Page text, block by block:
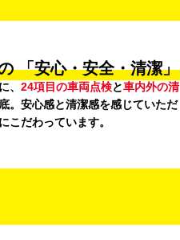
「安心・安全・清潔」
、 24項目の車両点検と車内外の清
。安心感と清潔感を感じていただ
こだわっています。